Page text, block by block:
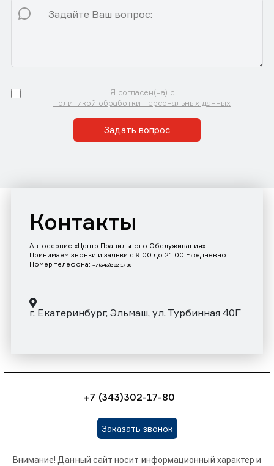
Я согласен(на) с
политикой обработки персональных данных
Задать вопрос
Контакты
Автосервис «Центр Правильного Обслуживания»
Принимаем звонки и заявки с 9:00 до 21:00 Ежедневно
Номер телефона: +7 (343)302-17-80
г. Екатеринбург, Эльмаш, ул. Турбинная 40Г
+7 (343)302-17-80
Заказать звонок
Внимание! Данный сайт носит информационный характер и